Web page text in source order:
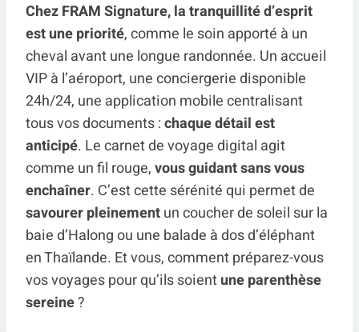
Chez FRAM Signature, la tranquillité d’esprit
est une priorité, comme le soin apporté à un
cheval avant une longue randonnée. Un accueil
VIP à l’aéroport, une conciergerie disponible
24h/24, une application mobile centralisant
tous vos documents :chaque détail est
anticipé. Le carnet de voyage digital agit
comme un fil rouge,vous guidant sans vous
enchaîner. C’est cette sérénité qui permet de
savourer pleinementun coucher de soleil sur la
baie d’Halong ou une balade à dos d’éléphant
en Thaïlande. Et vous, comment préparez-vous
vos voyages pour qu’ils soientune parenthèse
sereine?